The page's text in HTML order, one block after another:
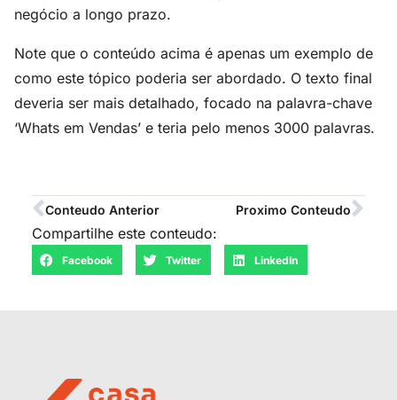
negócio a longo prazo.
Note que o conteúdo acima é apenas um exemplo de
como este tópico poderia ser abordado. O texto final
deveria ser mais detalhado, focado na palavra-chave
‘Whats em Vendas’ e teria pelo menos 3000 palavras.
Conteudo Anterior Proximo Conteudo
Compartilhe este conteudo:
Facebook Twitter LinkedIn